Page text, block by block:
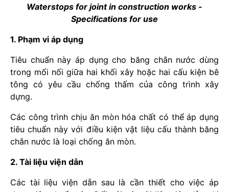
Waterstops for joint in construction works -
Specifications for use
1. Phạm vi áp dụng
Tiêu chuẩn này áp dụng cho băng chắn nước dùng
trong mối nối giữa hai khối xây hoặc hai cấu kiện bê
tông có yêu cầu chống thấm của công trình xây
dựng.
Các công trình chịu ăn mòn hóa chất có thể áp dụng
tiêu chuẩn này với điều kiện vật liệu cấu thành băng
chắn nước là loại chống ăn mòn.
2. Tài liệu viện dẫn
Các tài liệu viện dẫn sau là cần thiết cho việc áp